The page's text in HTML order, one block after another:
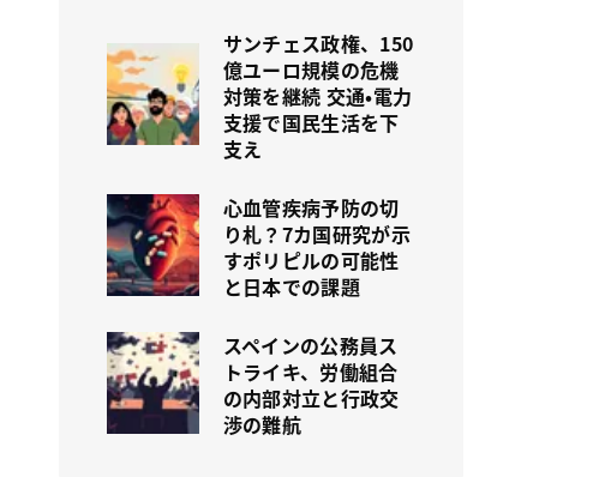
サンチェス政権、150
億ユーロ規模の危機
対策を継続 交通・電力
支援で国民生活を下
支え
心血管疾病予防の切
り札？7カ国研究が示
すポリピルの可能性
と日本での課題
スペインの公務員ス
トライキ、労働組合
の内部対立と行政交
渉の難航